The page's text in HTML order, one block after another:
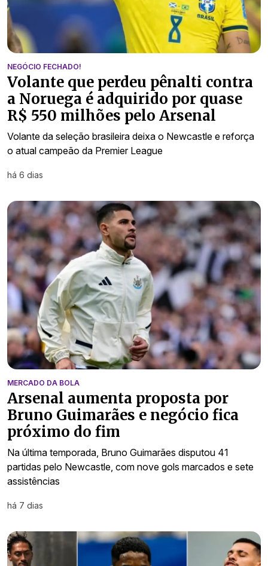
NEGÓCIO FECHADO!
Volante que perdeu pênalti contra
a Noruega é adquirido por quase
R$ 550 milhões pelo Arsenal
Volante da seleção brasileira deixa o Newcastle e reforça
o atual campeão da Premier League
há 6 dias
MERCADO DA BOLA
Arsenal aumenta proposta por
Bruno Guimarães e negócio fica
próximo do fim
Na última temporada, Bruno Guimarães disputou 41
partidas pelo Newcastle, com nove gols marcados e sete
assistências
há 7 dias